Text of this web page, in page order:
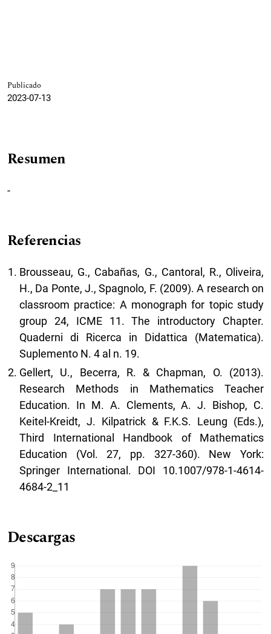
Publicado
2023-07-13
Resumen
-
Referencias
Brousseau, G., Cabañas, G., Cantoral, R., Oliveira,
H., Da Ponte, J., Spagnolo, F. (2009). A research on
classroom practice: A monograph for topic study
group 24, ICME 11. The introductory Chapter.
Quaderni di Ricerca in Didattica (Matematica).
Suplemento N. 4 al n. 19.
Gellert, U., Becerra, R. & Chapman, O. (2013).
Research Methods in Mathematics Teacher
Education. In M. A. Clements, A. J. Bishop, C.
Keitel-Kreidt, J. Kilpatrick & F.K.S. Leung (Eds.),
Third International Handbook of Mathematics
Education (Vol. 27, pp. 327-360). New York:
Springer International. DOI 10.1007/978-1-4614-
4684-2_11
Descargas